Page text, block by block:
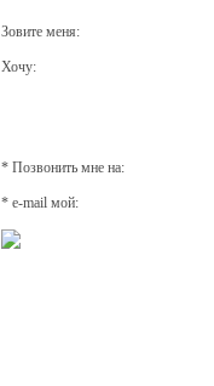
Зовите меня:
Хочу:
* Позвонить мне на:
* e-mail мой: